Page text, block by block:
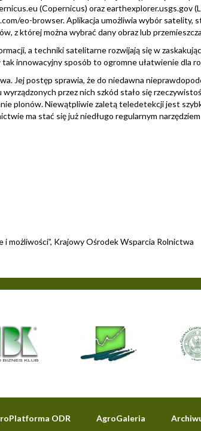
(Copernicus) oraz earthexplorer.usgs.gov
eo-browser. Aplikacja umożliwia wybór satelity,
z której można wybrać dany obraz lub
a techniki satelitarne rozwijają się w
innowacyjny sposób to ogromne ułatwienie dla
Jej postęp sprawia, że do niedawna
przez nich szkód stało się
plonów. Niewątpliwie zaletą teledetekcji jest
ma stać się już niedługo regularnym
możliwości”, Krajowy Ośrodek Wsparcia Rolnictwa
ODR AgroGaleria